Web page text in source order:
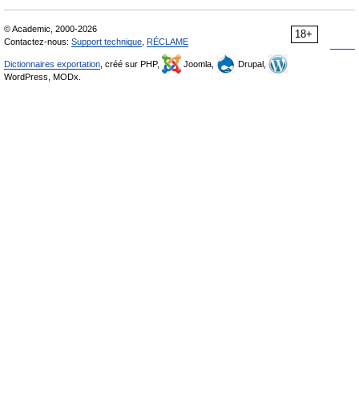
18+
© Academic, 2000-2026
Contactez-nous: Support technique RÉCLAME
Dictionnaires exportation , créé sur PHP, Joomla,
Drupal,
WordPress, MODx.